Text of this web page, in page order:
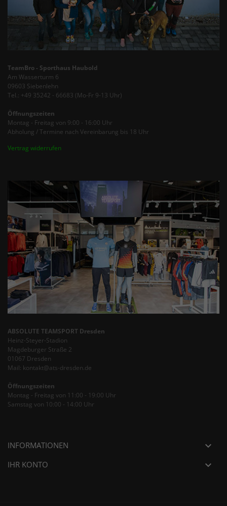
TeamBro - Sporthaus Haubold
Am Wasserturm 6
09603 Siebenlehn
Tel.: +49 35242 - 66683 (Mo-Fr 9-13 Uhr)
Öffnungszeiten
Montag - Freitag von 9:00 - 16:00 Uhr
Abholung / Termine nach Vereinbarung bis 18 Uhr
Vertrag widerrufen
ABSOLUTE TEAMSPORT Dresden
Heinz-Steyer-Stadion
Magdeburger Straße 2
01067 Dresden
Mail: kontakt@ats-dresden.de
Öffnungszeiten
Montag - Freitag von 11:00 - 19:00 Uhr
Samstag von 10:00 - 14:00 Uhr
INFORMATIONEN 
IHR KONTO 